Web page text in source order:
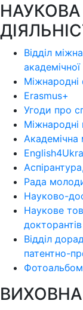
Відділ
Міжнародні
Erasmus+
Угоди про
Міжнародні
Академічна
Рада
Науково-
Наукове
Відділ
патентно-